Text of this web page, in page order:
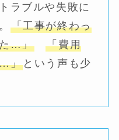
ラブルや失敗に
「工事が終わっ
た…」
「費用
…」 という声も少